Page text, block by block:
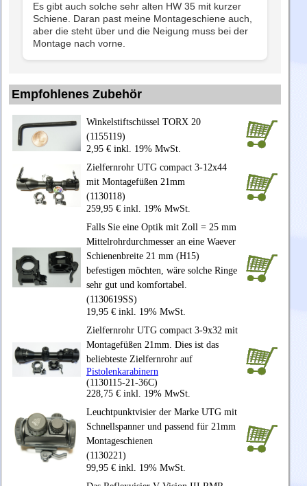
Es gibt auch solche sehr alten HW 35 mit kurzer
Schiene. Daran past meine Montageschiene auch,
aber die steht über und die Neigung muss bei der
Montage nach vorne.
Empfohlenes Zubehör
Winkelstiftschüssel TORX 20
(1155119)
2,95 € inkl. 19% MwSt.
Zielfernrohr UTG compact 3-12x44
mit Montagefüßen 21mm
(1130118)
259,95 € inkl. 19% MwSt.
Falls Sie eine Optik mit Zoll = 25 mm
Mittelrohrdurchmesser an eine Waever
Schienenbreite 21 mm (H15)
befestigen möchten, wäre solche Ringe
sehr gut und komfortabel.
(1130619SS)
19,95 € inkl. 19% MwSt.
Zielfernrohr UTG compact 3-9x32 mit
Montagefüßen 21mm. Dies ist das
beliebteste Zielfernrohr auf
Pistolenkarabinern
(1130115-21-36C)
228,75 € inkl. 19% MwSt.
Leuchtpunktvisier der Marke UTG mit
Schnellspanner und passend für 21mm
Montageschienen
(1130221)
99,95 € inkl. 19% MwSt.